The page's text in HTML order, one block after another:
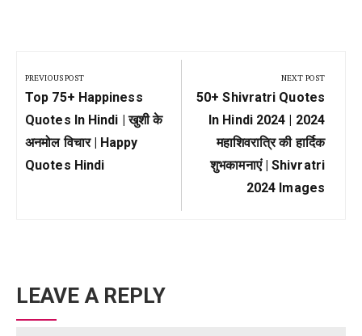
navigation
PREVIOUS POST
Previous
Post:
Top 75+ Happiness
Quotes In Hindi | खुशी के
अनमोल विचार | Happy
Quotes Hindi
NEXT POST
Next
Post:
50+ Shivratri Quotes
In Hindi 2024 | 2024
महाशिवरात्रि की हार्दिक
शुभकामनाएं | Shivratri
2024 Images
LEAVE A REPLY